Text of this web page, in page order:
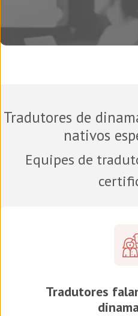
Tradutores de
nativos
Equipes de
Tradutores